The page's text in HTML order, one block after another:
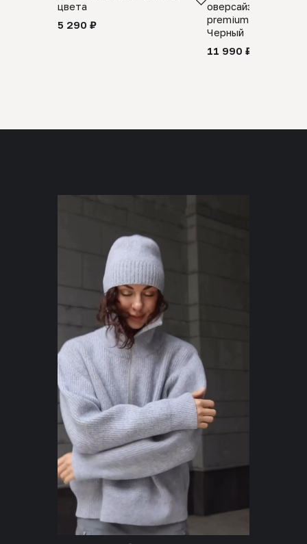
цвета
5 290 ₽
оверсайз 100%
premium merino
Черный
11 990 ₽